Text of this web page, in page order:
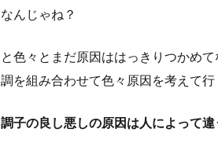
なんじゃね？
と色々とまだ原因ははっきりつかめ
調を組み合わせて色々原因を考えて行
調子の良し悪しの原因は人によって